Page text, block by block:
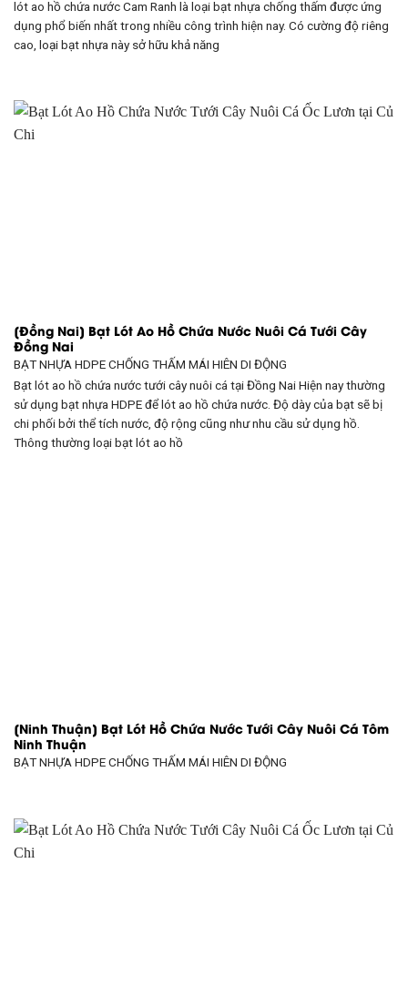
lót ao hồ chứa nước Cam Ranh là loại bạt nhựa chống thấm được ứng
dụng phổ biến nhất trong nhiều công trình hiện nay. Có cường độ riêng
cao, loại bạt nhựa này sở hữu khả năng
[Đồng Nai] Bạt Lót Ao Hồ Chứa Nước Nuôi Cá Tưới Cây
Đồng Nai
BẠT NHỰA HDPE CHỐNG THẤM MÁI HIÊN DI ĐỘNG
Bạt lót ao hồ chứa nước tưới cây nuôi cá tại Đồng Nai Hiện nay thường
sử dụng bạt nhựa HDPE để lót ao hồ chứa nước. Độ dày của bạt sẽ bị
chi phối bởi thể tích nước, độ rộng cũng như nhu cầu sử dụng hồ.
Thông thường loại bạt lót ao hồ
[Ninh Thuận] Bạt Lót Hồ Chứa Nước Tưới Cây Nuôi Cá Tôm
Ninh Thuận
BẠT NHỰA HDPE CHỐNG THẤM MÁI HIÊN DI ĐỘNG